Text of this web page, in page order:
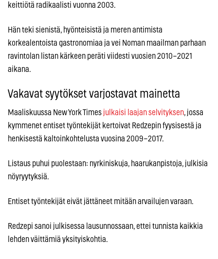
keittiötä radikaalisti vuonna 2003.
Hän teki sienistä, hyönteisistä ja meren antimista
korkealentoista gastronomiaa ja vei Noman maailman parhaan
ravintolan listan kärkeen peräti viidesti vuosien 2010–2021
aikana.
Vakavat syytökset varjostavat mainetta
Maaliskuussa New York Times julkaisi laajan selvityksen, jossa
kymmenet entiset työntekijät kertoivat Redzepin fyysisestä ja
henkisestä kaltoinkohtelusta vuosina 2009–2017.
Listaus puhui puolestaan: nyrkiniskuja, haarukanpistoja, julkisia
nöyryytyksiä.
Entiset työntekijät eivät jättäneet mitään arvailujen varaan.
Redzepi sanoi julkisessa lausunnossaan, ettei tunnista kaikkia
lehden väittämiä yksityiskohtia.